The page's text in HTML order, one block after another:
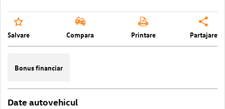
Salvare Compara Printare Partajare
Bonus financiar
Date autovehicul